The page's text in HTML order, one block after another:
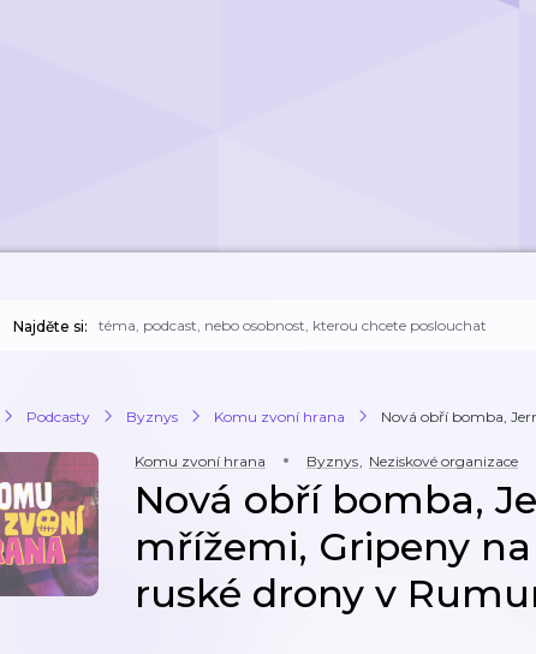
Najděte si:
Podcasty Byznys Komu zvoní hrana Nová obří bomba,
Komu zvoní hrana Byznys, Neziskové organizace
Nová obří bomba,
mřížemi, Gripeny
ruské drony v